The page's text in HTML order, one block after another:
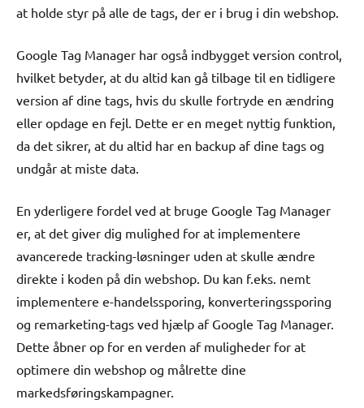
at holde styr på alle de tags, der er i brug i din webshop.
Google Tag Manager har også indbygget version control,
hvilket betyder, at du altid kan gå tilbage til en tidligere
version af dine tags, hvis du skulle fortryde en ændring
eller opdage en fejl. Dette er en meget nyttig funktion,
da det sikrer, at du altid har en backup af dine tags og
undgår at miste data.
En yderligere fordel ved at bruge Google Tag Manager
er, at det giver dig mulighed for at implementere
avancerede tracking-løsninger uden at skulle ændre
direkte i koden på din webshop. Du kan f.eks. nemt
implementere e-handelssporing, konverteringssporing
og remarketing-tags ved hjælp af Google Tag Manager.
Dette åbner op for en verden af muligheder for at
optimere din webshop og målrette dine
markedsføringskampagner.